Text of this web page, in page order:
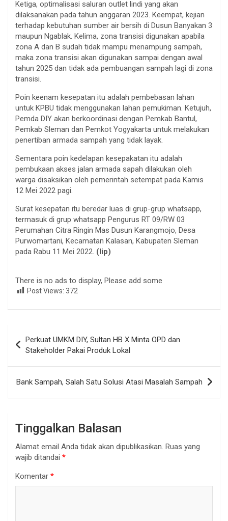
Ketiga, optimalisasi saluran outlet lindi yang akan
dilaksanakan pada tahun anggaran 2023. Keempat, kejian
terhadap kebutuhan sumber air bersih di Dusun Banyakan 3
maupun Ngablak. Kelima, zona transisi digunakan apabila
zona A dan B sudah tidak mampu menampung sampah,
maka zona transisi akan digunakan sampai dengan awal
tahun 2025 dan tidak ada pembuangan sampah lagi di zona
transisi.
Poin keenam kesepatan itu adalah pembebasan lahan
untuk KPBU tidak menggunakan lahan pemukiman. Ketujuh,
Pemda DIY akan berkoordinasi dengan Pemkab Bantul,
Pemkab Sleman dan Pemkot Yogyakarta untuk melakukan
penertiban armada sampah yang tidak layak.
Sementara poin kedelapan kesepakatan itu adalah
pembukaan akses jalan armada sapah dilakukan oleh
warga disaksikan oleh pemerintah setempat pada Kamis
12 Mei 2022 pagi.
Surat kesepatan itu beredar luas di grup-grup whatsapp,
termasuk di grup whatsapp Pengurus RT 09/RW 03
Perumahan Citra Ringin Mas Dusun Karangmojo, Desa
Purwomartani, Kecamatan Kalasan, Kabupaten Sleman
pada Rabu 11 Mei 2022. (lip)
There is no ads to display, Please add some
Post Views: 372
pos
Perkuat UMKM DIY, Sultan HB X Minta OPD dan
Stakeholder Pakai Produk Lokal
Bank Sampah, Salah Satu Solusi Atasi Masalah Sampah
Tinggalkan Balasan
Alamat email Anda tidak akan dipublikasikan. Ruas yang
wajib ditandai *
Komentar *